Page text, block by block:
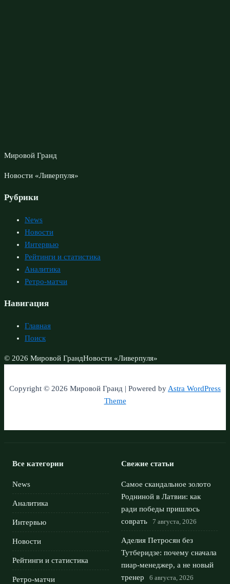
Мировой Гранд
Новости «Ливерпуля»
Рубрики
News
Новости
Интервью
Рейтинги и статистика
Аналитика
Ретро-матчи
Навигация
Главная
Поиск
© 2026 Мировой ГрандНовости «Ливерпуля»
Copyright © 2026 Мировой Гранд | Powered byAstra WordPress
Theme
Все категории
News
Аналитика
Интервью
Новости
Рейтинги и статистика
Ретро-матчи
Свежие статьи
Самое скандальное золото
Родниной в Латвии: как
ради победы пришлось
соврать
7 августа, 2026
Аделия Петросян без
Тутберидзе: почему сначала
пиар-менеджер, а не новый
тренер
6 августа, 2026